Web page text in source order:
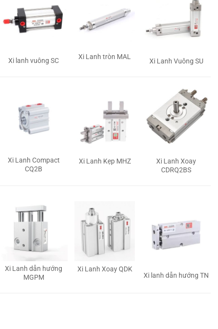
Xi lanh vuông SC Xi Lanh tròn MAL
Xi Lanh Vuông SU
Xi Lanh Compact
CQ2B
Xi Lanh Kẹp MHZ
Xi Lanh Xoay
CDRQ2BS
Xi Lanh dẫn hướng
MGPM
Xi Lanh Xoay QDK
Xi lanh dẫn hướng TN